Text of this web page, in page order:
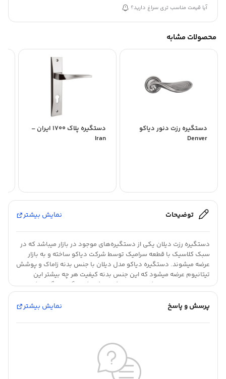
آیا قیمت مناسب تری سراغ دارید؟
محصولات مشابه
دستگیره رزت دنور دیاکو
Denver
دستگیره پلاک 1700 ایران –
Iran
توضیحات نمایش بیشتر
دستگیره رزت دیلان یکی از دستگیره‌های موجود در بازار میباشد که در
سبک کلاسیک با قطعه سرامیک توسط شرکت دیاکو ساخته و به بازار
عرضه میشوند. دستگیره دیاکو مدل دیلان با جنس بدنه زاماک و پوشش
تیتانیوم عرضه میشود که این جنس بدنه کیفیت هر چه بیشتر این
محصول را تضمین میکند. توجه داشته باشید که رنگ دستگیره یکی از
نکات مهم خرید دستگیره است. این دستگیره با گارانتی مادام‌العمر
بی‌قید و شرط عرضه میشود، که نشان‌دهنده اطمینان کامل به کیفیت و
بهره‌مندی از مشاوره رایگان، میتوانید با شماره 021-66527666 تماس
متناسب با نیازهای شما یاری دهد و تجربه خریدی رضایت‌بخش را برای
پرسش و پاسخ نمایش بیشتر